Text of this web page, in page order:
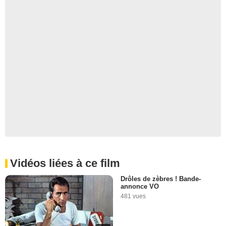
Vidéos liées à ce film
Drôles de zèbres ! Bande-
annonce VO
481 vues